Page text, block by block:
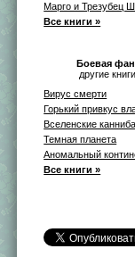
Марго и Трезубец
Все книги »
Боевая
другие
Вирус смерти
Горький привкус
Вселенские
Темная планета
Аномальный
Все книги »